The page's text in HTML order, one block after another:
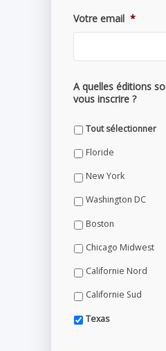
Votre email *
A quelles éditions
vous inscrire ?
Tout sélectionner
Floride
New York
Washington DC
Boston
Chicago Midwest
Californie Nord
Californie Sud
Texas